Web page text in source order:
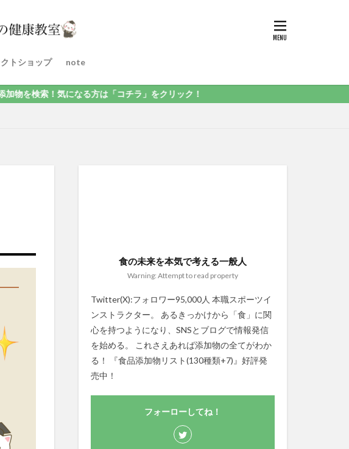
トショップ note
になる方は「コチラ」をクリック！
食の未来を本気で考える一般人
Warning: Attempt to read property
Twitter(X):フォロワー95,000人 本職スポーツイ
ンストラクター。 あるきっかけから「食」に関
心を持つようになり、SNSとブログで情報発信
を始める。 これさえあれば添加物の全てがわか
る！ 『食品添加物リスト(130種類+7)』好評発
売中！
フォーローしてね！